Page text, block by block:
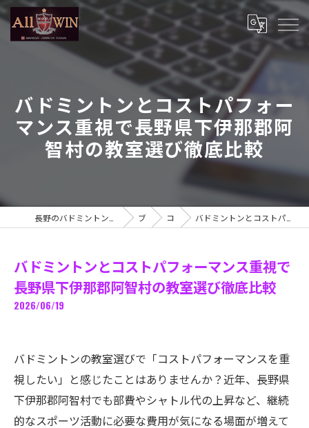
バドミントンとコストパフォー
マンス重視で長野県下伊那郡阿
智村の教室選び徹底比較
ブログ コラム バドミントンとコストパフォーマンス重視で長野県下伊那郡阿智村の教室選び徹底比較
バドミントンとコストパフォーマンス重視で
長野県下伊那郡阿智村の教室選び徹底比較
2026/06/19
バドミントンの教室選びで「コストパフォーマンスを重
視したい」と感じたことはありませんか？近年、長野県
下伊那郡阿智村でも部費やシャトル代の上昇など、継続
的なスポーツ活動に必要な費用が気になる場面が増えて